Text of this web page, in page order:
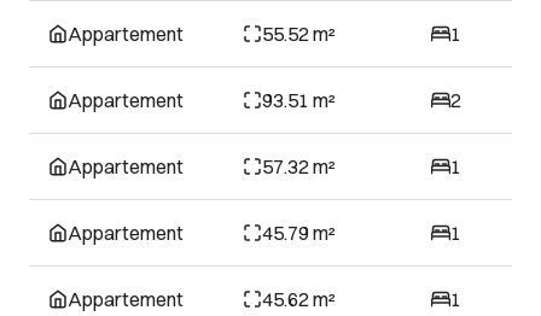
Appartement 55.52 m² 1
Appartement 93.51 m² 2
Appartement 57.32 m² 1
Appartement 45.79 m² 1
Appartement 45.62 m² 1